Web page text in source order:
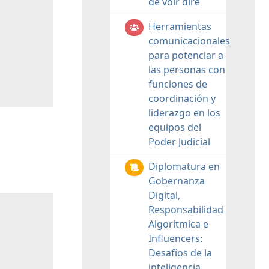
Herramientas
comunicacionales
para potenciar a
las personas con
funciones de
coordinación y
liderazgo en los
equipos del
Poder Judicial
Diplomatura en
Gobernanza
Digital,
Responsabilidad
Algorítmica e
Influencers:
Desafíos de la